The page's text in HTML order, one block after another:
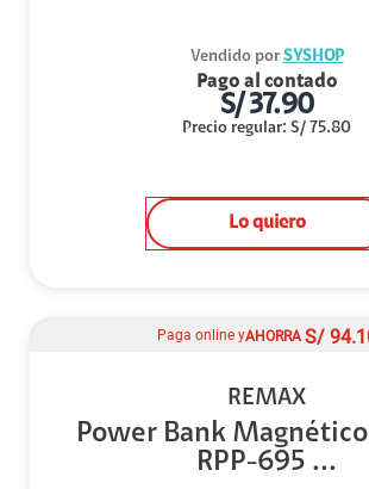
Vendido por SYSHOP
Pago al contado
S/37.90
Precio regular: S/ 75.80
Lo quiero
Paga online yAHORRA S/
REMAX
Power Bank Magnético
RPP-695 ...